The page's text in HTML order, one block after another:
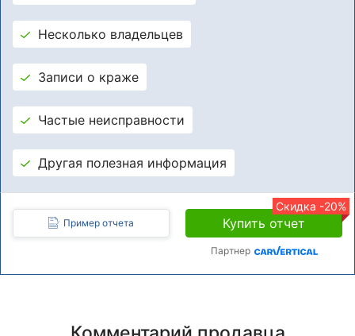
Несколько владельцев
Записи о краже
Частые неисправности
Другая полезная информация
Пример отчета
Скидка -20%
Купить отчет
Партнер